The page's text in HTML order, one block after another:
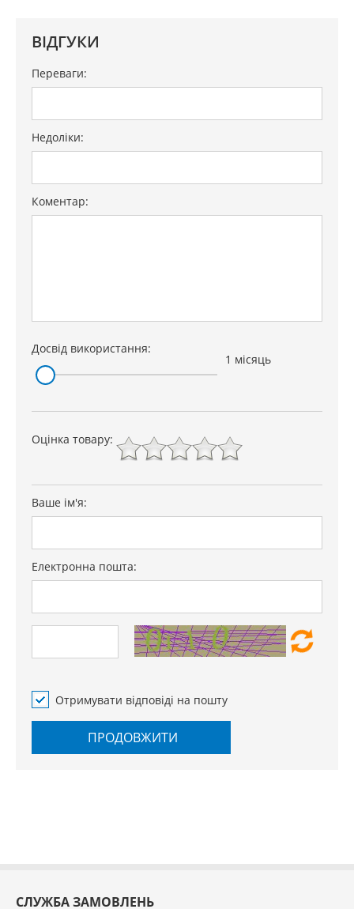
ВІДГУКИ
Переваги:
Недоліки:
Коментар:
Досвід використання:
1 місяць
Оцінка товару:
Ваше ім'я:
Електронна пошта:
Отримувати відповіді на пошту
ПРОДОВЖИТИ
СЛУЖБА ЗАМОВЛЕНЬ